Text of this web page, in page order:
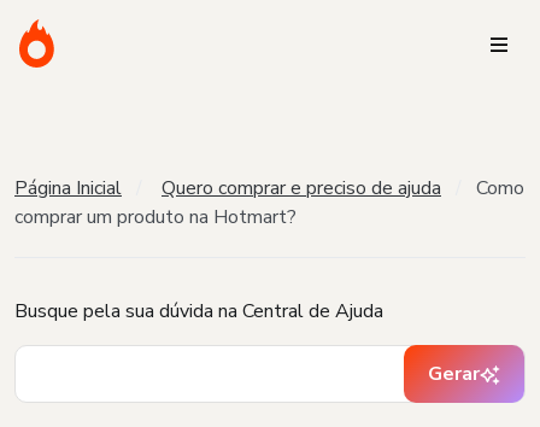
Página Inicial Quero comprar e preciso de ajuda
Como
comprar um produto na Hotmart?
Busque pela sua dúvida na Central de Ajuda
Gerar